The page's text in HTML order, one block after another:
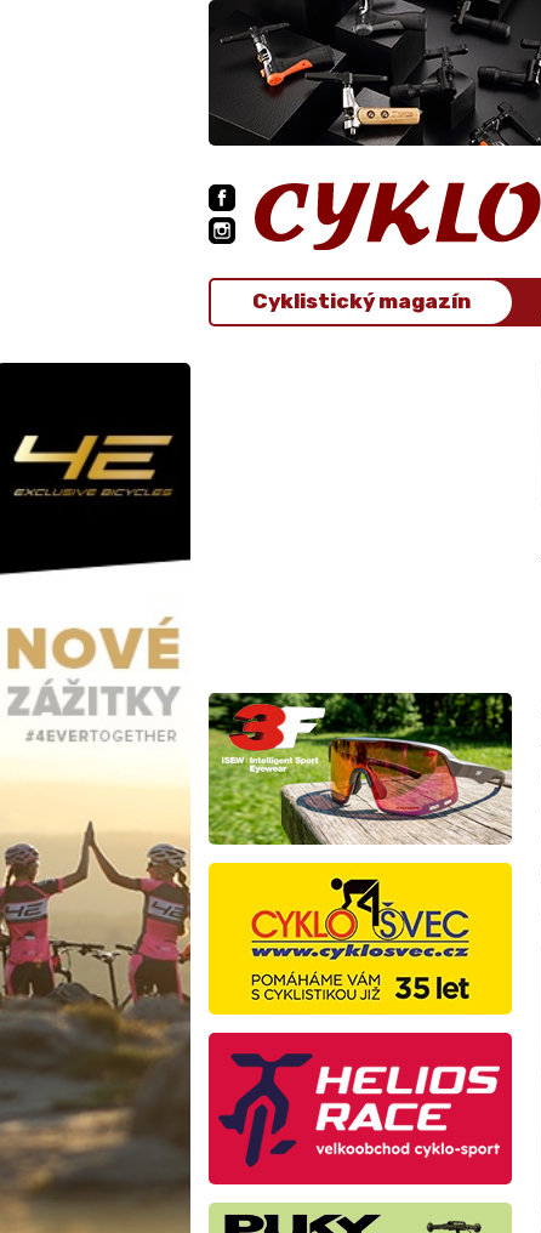
Cyklistický magazín